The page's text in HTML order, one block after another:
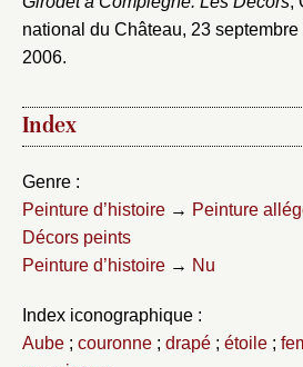
national du Château, 23
2006.
Index
Genre :
Peinture d’histoire → Peinture
Décors peints
Peinture d’histoire → Nu
Index iconographique :
Aube ; couronne ; drapé ; étoile ;